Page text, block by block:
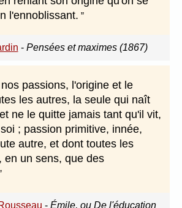
l'ennoblissant.
- Pensées et maximes (1867)
passions, l'origine et le
les autres, la seule qui naît
ne le quitte jamais tant qu'il vit,
; passion primitive, innée,
autre, et dont toutes les
en un sens, que des
- Émile, ou De l'éducation